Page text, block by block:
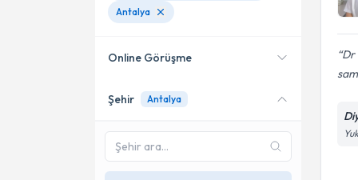
Dr
Antalya
Online Görüşme
Online danışmanlık sunan
SadeceAntalya
uzman ara
Şehir Antalya